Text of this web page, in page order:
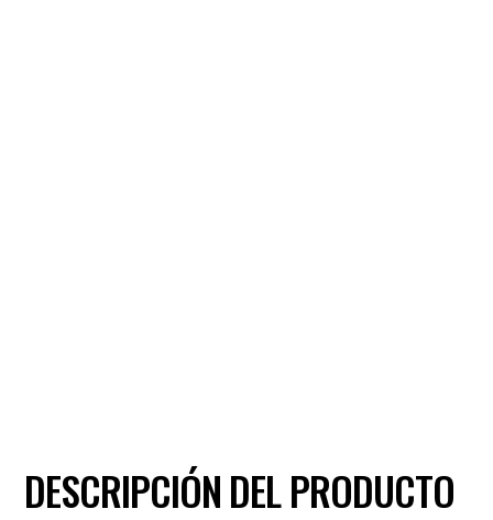
DESCRIPCIÓN DEL PRODUCTO